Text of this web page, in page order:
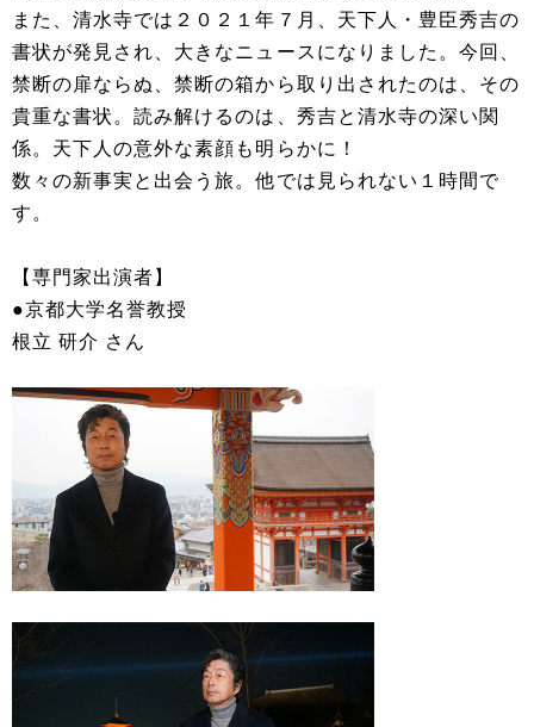
また、清水寺では２０２１年７月、天下人・豊臣秀吉の
書状が発見され、大きなニュースになりました。今回、
禁断の扉ならぬ、禁断の箱から取り出されたのは、その
貴重な書状。読み解けるのは、秀吉と清水寺の深い関
係。天下人の意外な素顔も明らかに！
数々の新事実と出会う旅。他では見られない１時間で
す。
【専門家出演者】
●京都大学名誉教授
根立 研介 さん